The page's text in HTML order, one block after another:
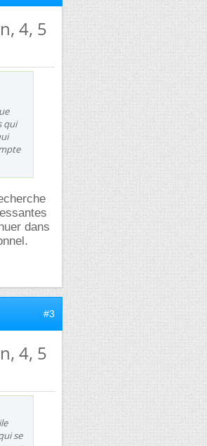
4, 5
qui
dans
#3
4, 5
se